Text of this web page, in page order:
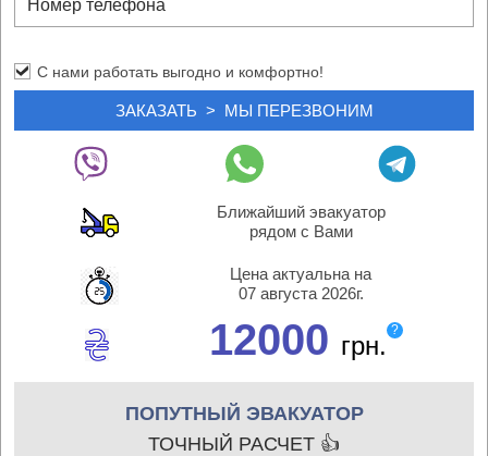
С нами работать выгодно и комфортно!
Ближайший эвакуатор
рядом с Вами
Цена актуальна на
07 августа 2026г.
12000 грн.
?
ПОПУТНЫЙ ЭВАКУАТОР
ТОЧНЫЙ РАСЧЕТ 👍